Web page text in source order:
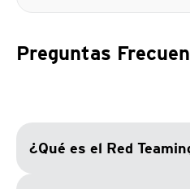
Preguntas
¿Qué es el Red